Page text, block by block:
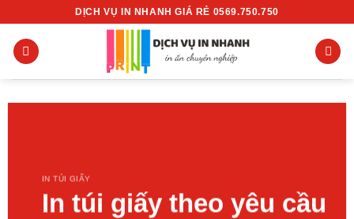
nội
dung
DỊCH VỤ IN NHANH GIÁ RẺ 0569.750.750
IN TÚI GIẤY
In túi giấy theo yêu cầu